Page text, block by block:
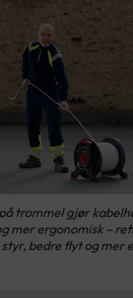
trommel gjør
mer ergonomisk –
bedre flyt og mer